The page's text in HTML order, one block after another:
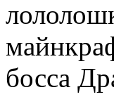
босса